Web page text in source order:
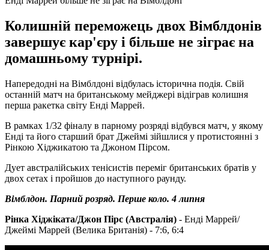
Колишній переможець двох Вімблдонів
завершує кар'єру і більше не зіграє на
домашньому турнірі.
Напередодні на Вімблдоні відбулась історична подія. Свій
останній матч на британському мейджері відіграв колишня
перша ракетка світу Енді Маррей.
В рамках 1/32 фіналу в парному розряді відбувся матч, у якому
Енді та його старший брат Джеймі зійшлися у протистоянні з
Рінкою Хіджикатою та Джоном Пірсом.
Дует австралійських тенісистів переміг британських братів у
двох сетах і пройшов до наступного раунду.
Вімблдон. Парний розряд. Перше коло. 4 липня
Рінка Хіджіката/Джон Пірс (Австралія) - Енді Маррей/
Джеймі Маррей (Велика Британія) - 7:6, 6:4